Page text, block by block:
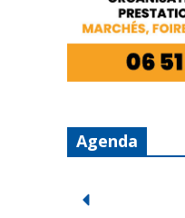
Agenda